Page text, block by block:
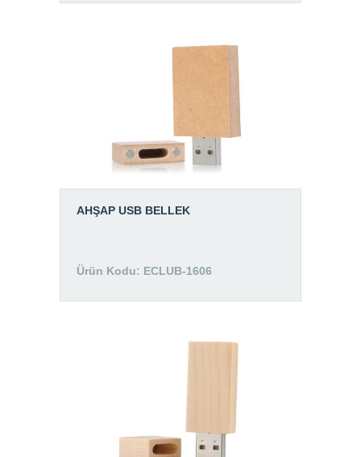
AHŞAP USB BELLEK
Ürün Kodu: ECLUB-1606